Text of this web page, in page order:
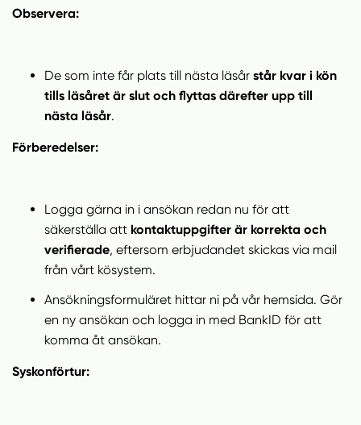
Observera:
De som inte får plats till nästa läsår står kvar i kön
tills läsåret är slut och flyttas därefter upp till
nästa läsår.
Förberedelser:
Logga gärna in i ansökan redan nu för att
säkerställa att kontaktuppgifter är korrekta och
verifierade, eftersom erbjudandet skickas via mail
från vårt kösystem.
Ansökningsformuläret hittar ni på vår hemsida. Gör
en ny ansökan och logga in med BankID för att
komma åt ansökan.
Syskonförtur: